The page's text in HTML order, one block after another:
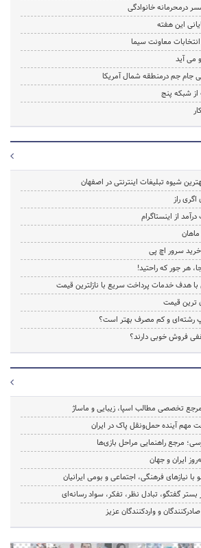
درمحرمانه خانوادگی
این هفته
معاونت سیما
می آید
جام جم درمنطقه شمال آمریکا
شبکه پنج
شیوه تبلیغات اینترنتی در اصفهان
راز
از اینستاگرام
هر جور که راحتید!
با هدف خدمات پرداخت سریع با نازلترین قیمت
ترین قیمت
رشته‌ای و کم مصرف بهتر است؟
فروش خوبی دارند؟
مهم آینده حمل‌ونقل پاک در ایران
مرجع راهنمایی مراحل بازی‌ها
ایران و جهان
نیازهای فرهنگی، اجتماعی و بومی ایرانیان
گفتگو، تبادل نظر، تفکر، سواد رسانه‌ای
و واردکنندگان عزیز